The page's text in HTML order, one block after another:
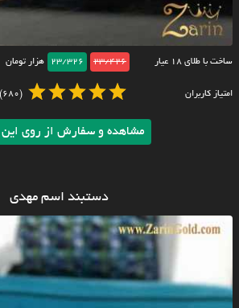
ساخت با طلای ۱۸ عیار 23/426
23/326 هزار تومان
امتیاز کاربران (680)
مشاهده و سفارش از روی این
دستبند اسم مهدی